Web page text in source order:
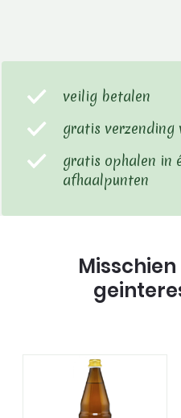
veilig betalen
gratis verzending
gratis ophalen in
afhaalpunten